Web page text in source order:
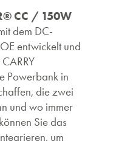
CC / 150W
dem DC-
entwickelt und
Powerbank in
die zwei
und wo immer
Sie das
um